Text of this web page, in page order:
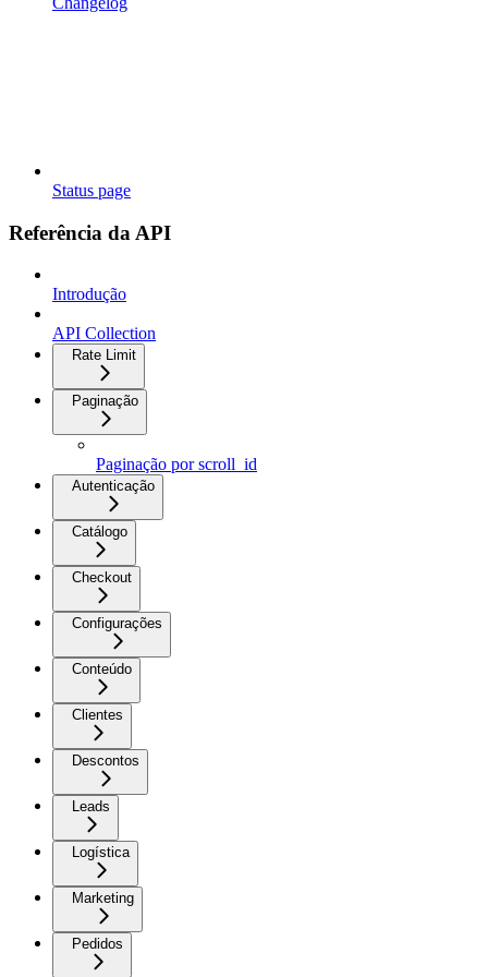
Status page
Referência da API
Introdução
API Collection
Rate Limit
Paginação
Paginação por scroll_id
Autenticação
Catálogo
Checkout
Configurações
Conteúdo
Clientes
Descontos
Leads
Logística
Marketing
Pedidos